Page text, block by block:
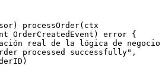
) processOrder
OrderCreatedEvent ) error {
real de la lógica de negocio
processed successfully"